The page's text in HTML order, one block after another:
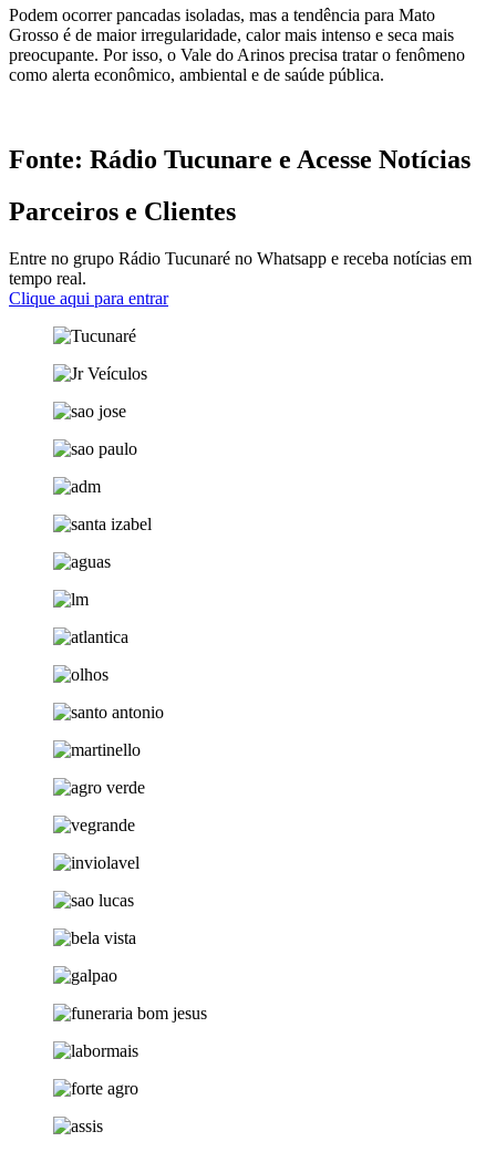
Podem ocorrer pancadas isoladas, mas a tendência para Mato
Grosso é de maior irregularidade, calor mais intenso e seca mais
preocupante. Por isso, o Vale do Arinos precisa tratar o fenômeno
como alerta econômico, ambiental e de saúde pública.
Fonte: Rádio Tucunare e Acesse Notícias
Parceiros e Clientes
Entre no grupo Rádio Tucunaré no Whatsapp e receba notícias em
tempo real.
Clique aqui para entrar